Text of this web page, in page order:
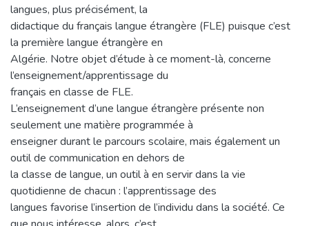
langues, plus précisément, la
didactique du français langue étrangère (FLE) puisque c’est
la première langue étrangère en
Algérie. Notre objet d’étude à ce moment-là, concerne
l’enseignement/apprentissage du
français en classe de FLE.
L’enseignement d’une langue étrangère présente non
seulement une matière programmée à
enseigner durant le parcours scolaire, mais également un
outil de communication en dehors de
la classe de langue, un outil à en servir dans la vie
quotidienne de chacun : l’apprentissage des
langues favorise l’insertion de l’individu dans la société. Ce